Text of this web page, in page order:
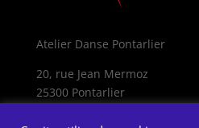
Atelier Danse Pontarlier
20, rue Jean Mermoz
25300 Pontarlier
Mentions légales